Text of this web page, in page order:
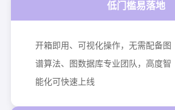
低门槛易落地
开箱即用、可视化操作，无需配备图
谱算法、图数据库专业团队，高度智
能化可快速上线